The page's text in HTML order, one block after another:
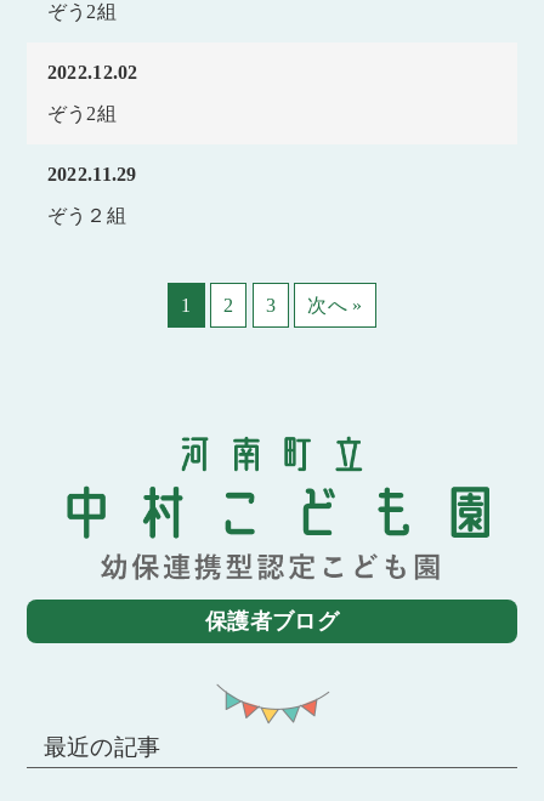
ぞう2組
2022.12.02
ぞう2組
2022.11.29
ぞう２組
1 2 3 次へ »
保護者ブログ
最近の記事